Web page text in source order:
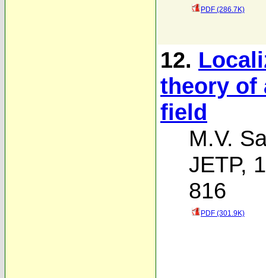
PDF (286.7K)
12.
theory of
field
M.V.
JETP,
816
PDF (301.9K)